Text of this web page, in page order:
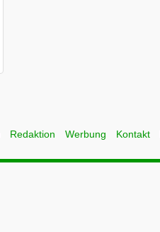
Redaktion Werbung Kontakt